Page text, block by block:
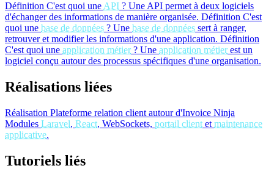
Définition C'est quoi une API ? Une API permet à deux logiciels
d'échanger des informations de manière organisée. Définition C'est
quoi une base de données ? Une base de données sert à ranger,
retrouver et modifier les informations d'une application. Définition
C'est quoi une application métier? Une application métierest un
logiciel conçu autour des processus spécifiques d'une organisation.
Réalisations liées
Réalisation Plateforme relation client autour d'Invoice Ninja
Modules Laravel, React, WebSockets, portail client et maintenance
applicative.
Tutoriels liés